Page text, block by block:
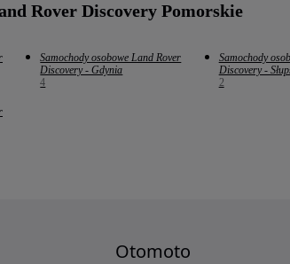
Rover Discovery Pomorskie
Samochody osobowe Land Rover
Discovery - Gdynia
4
Samochody
Discovery -
2
Otomoto